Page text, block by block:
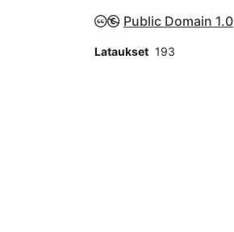
Public Domain 1.0
Lataukset 193